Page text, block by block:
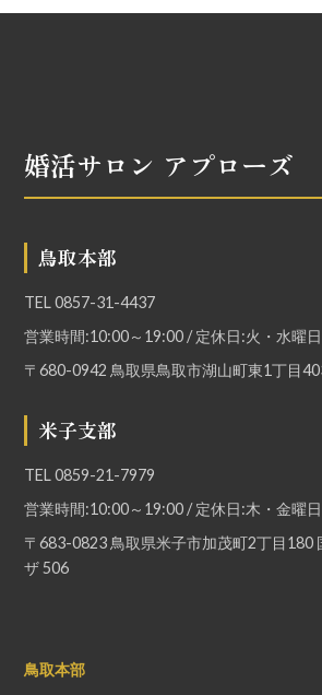
婚活サロン アプローズ
鳥取本部
TEL0857-31-4437
営業時間:10:00～19:00 / 定休日:火・水曜日
〒680-0942 鳥取県鳥取市湖山町東1丁目
米子支部
TEL0859-21-7979
営業時間:10:00～19:00 / 定休日:木・金曜日
〒683-0823 鳥取県米子市加茂町2丁目180
ザ 506
鳥取本部